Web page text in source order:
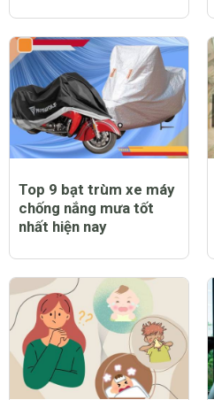
Top 9 bạt trùm xe máy
chống nắng mưa tốt
nhất hiện nay